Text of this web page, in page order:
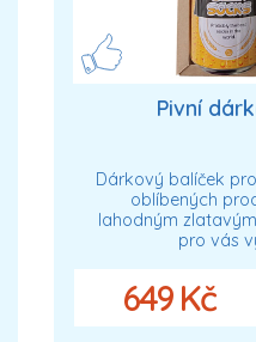
Pivní
Dárkový balíček
oblíbených
lahodným
pro vás
649 Kč